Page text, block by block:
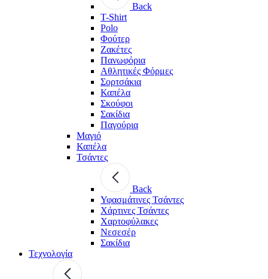
Back
T-Shirt
Polo
Φούτερ
Ζακέτες
Πανωφόρια
Αθλητικές Φόρμες
Σορτσάκια
Καπέλα
Σκούφοι
Σακίδια
Παγούρια
Μαγιό
Καπέλα
Τσάντες
Back
Υφασμάτινες Τσάντες
Χάρτινες Τσάντες
Χαρτοφύλακες
Νεσεσέρ
Σακίδια
Τεχνολογία